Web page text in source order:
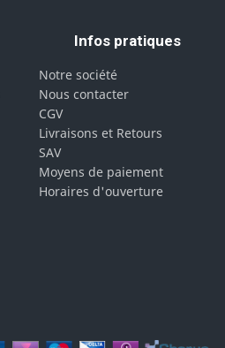
Infos pratiques
Notre société
Nous contacter
CGV
Livraisons et Retours
SAV
Moyens de paiement
Horaires d'ouverture